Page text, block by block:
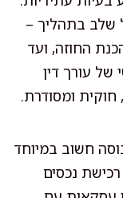
שלב בתהליך –
החוזה, ועד
של עורך דין
ומסודרת.
חשוב במיוחד
נכסים